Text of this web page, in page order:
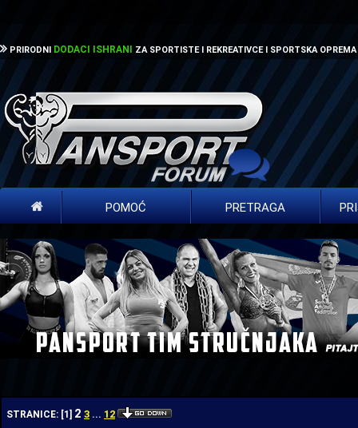
PRIRODNI DODACI ISHRANI ZA SPORTISTE I REKREATIVCE I SPORTSKA OPREMA
POMOĆ PRETRAGA
STRANICE: [1 ] 2 3 ... 12